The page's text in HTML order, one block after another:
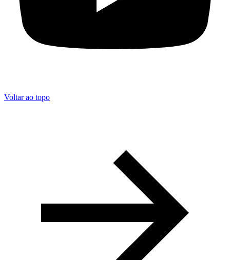
Voltar ao topo